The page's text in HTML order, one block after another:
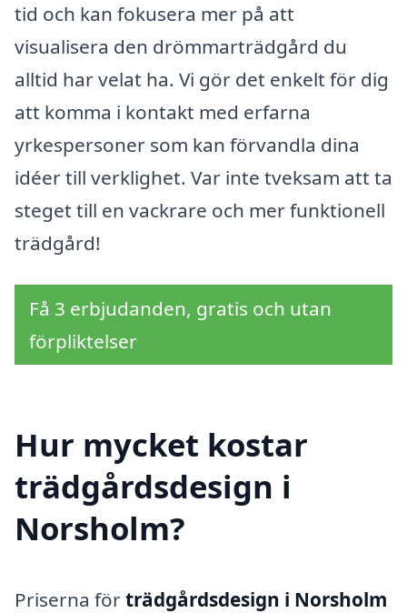
tid och kan fokusera mer på att
visualisera den drömmarträdgård du
alltid har velat ha. Vi gör det enkelt för dig
att komma i kontakt med erfarna
yrkespersoner som kan förvandla dina
idéer till verklighet. Var inte tveksam att ta
steget till en vackrare och mer funktionell
trädgård!
Få 3 erbjudanden, gratis och utan
förpliktelser
Hur mycket kostar
trädgårdsdesign i
Norsholm?
Priserna förträdgårdsdesign i Norsholm